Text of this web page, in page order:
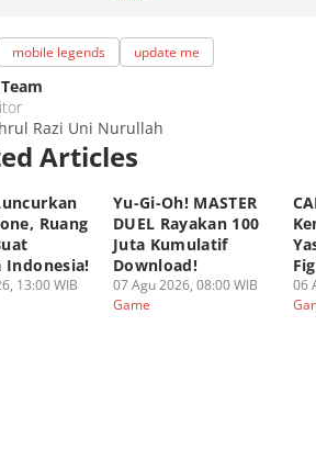
mobile legends update me
Razi Uni Nurullah
Articles
Ruang
Indonesia!
13:00 WIB
Yu-Gi-Oh! MASTER
DUEL Rayakan 100
Juta Kumulatif
Download!
07 Agu 2026, 08:00 WIB
Game
06